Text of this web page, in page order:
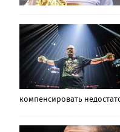
компенсировать